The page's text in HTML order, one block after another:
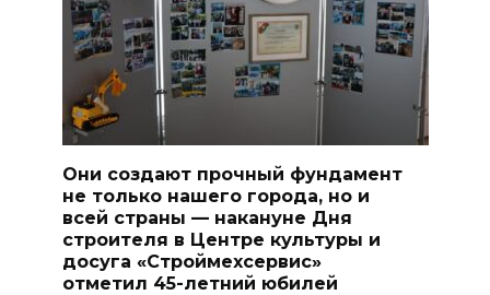
Они создают прочный фундамент
не только нашего города, но и
всей страны — накануне Дня
строителя в Центре культуры и
досуга «Строймехсервис»
отметил 45-летний юбилей